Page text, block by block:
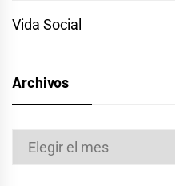
Vida Social
Archivos
Archivos